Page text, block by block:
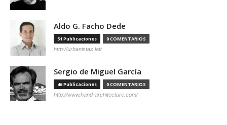
Aldo G. Facho Dede
51 Publicaciones 0 COMENTARIOS
http://urbanistas.lat/
Sergio de Miguel García
46 Publicaciones 0 COMENTARIOS
http://www.hand-architecture.com/